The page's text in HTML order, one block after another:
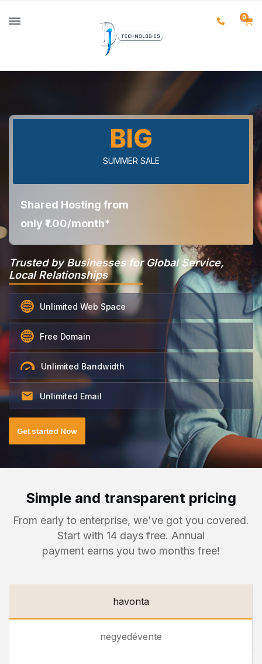
0
BIG
SUMMER SALE
Shared Hosting from
only ₹1.00/month*
Trusted by Businesses for Global Service,
Local Relationships
Unlimited Web Space
Free Domain
Unlimited Bandwidth
Unlimited Email
Get started Now
Simple and transparent pricing
From early to enterprise, we've got you covered.
Start with 14 days free. Annual
payment earns you two months free!
havonta
negyedévente